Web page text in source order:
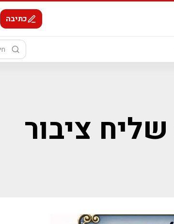
כתיבה
חיפוש:
ציבור